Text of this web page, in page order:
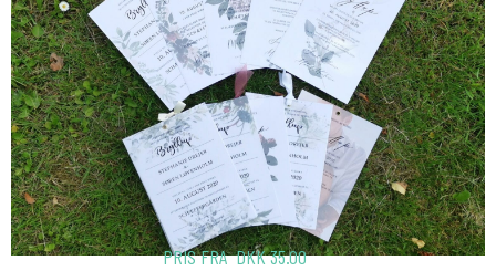
PRIS FRA DKK35.00